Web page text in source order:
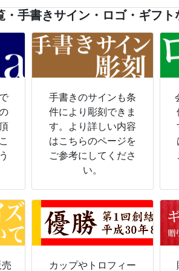
・手書きサイン・ロゴ・ギフト
手書きのサインも条
件により彫刻できま
す。より詳しい内容
はこちらのページを
ご参考にしてくださ
い。
カップやトロフィー